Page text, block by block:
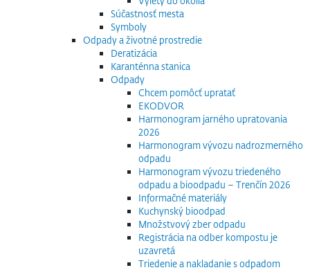
Súčastnosť mesta
Symboly
Odpady a životné prostredie
Deratizácia
Karanténna stanica
Odpady
Chcem pomôcť upratať
EKODVOR
Harmonogram jarného upratovania
2026
Harmonogram vývozu nadrozmerného
odpadu
Harmonogram vývozu triedeného
odpadu a bioodpadu – Trenčín 2026
Informačné materiály
Kuchynský bioodpad
Množstvový zber odpadu
Registrácia na odber kompostu je
uzavretá
Triedenie a nakladanie s odpadom